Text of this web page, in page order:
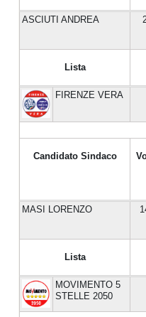
ASCIUTI ANDREA
Lista
FIRENZE VERA
Candidato Sindaco
MASI LORENZO
Lista
MOVIMENTO 5
STELLE 2050